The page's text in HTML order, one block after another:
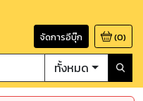
จัดการอีบุ๊ก (0)
ทั้งหมด